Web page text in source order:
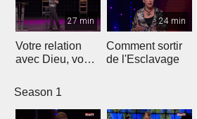
27 min
Votre relation
avec Dieu, vous-
autres
24 min
Comment sortir
de l'Esclavage
Season 1